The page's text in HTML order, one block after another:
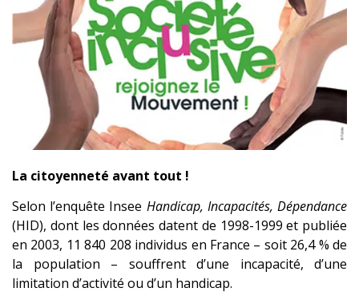
La citoyenneté avant tout !
Selon l’enquête Insee Handicap, Incapacités, Dépendance
(HID), dont les données datent de 1998-1999 et publiée
en 2003, 11 840 208 individus en France – soit 26,4 % de
la population – souffrent d’une incapacité, d’une
limitation d’activité ou d’un handicap.